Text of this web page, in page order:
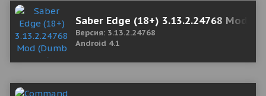
Saber Edge (18+) 3.13.2.24768 Mod
Версия: 3.13.2.24768
Android 4.1